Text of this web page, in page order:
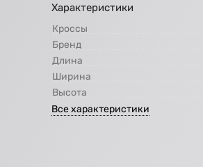
Характеристики
Кроссы
Бренд
Длина
Ширина
Высота
Все характеристики